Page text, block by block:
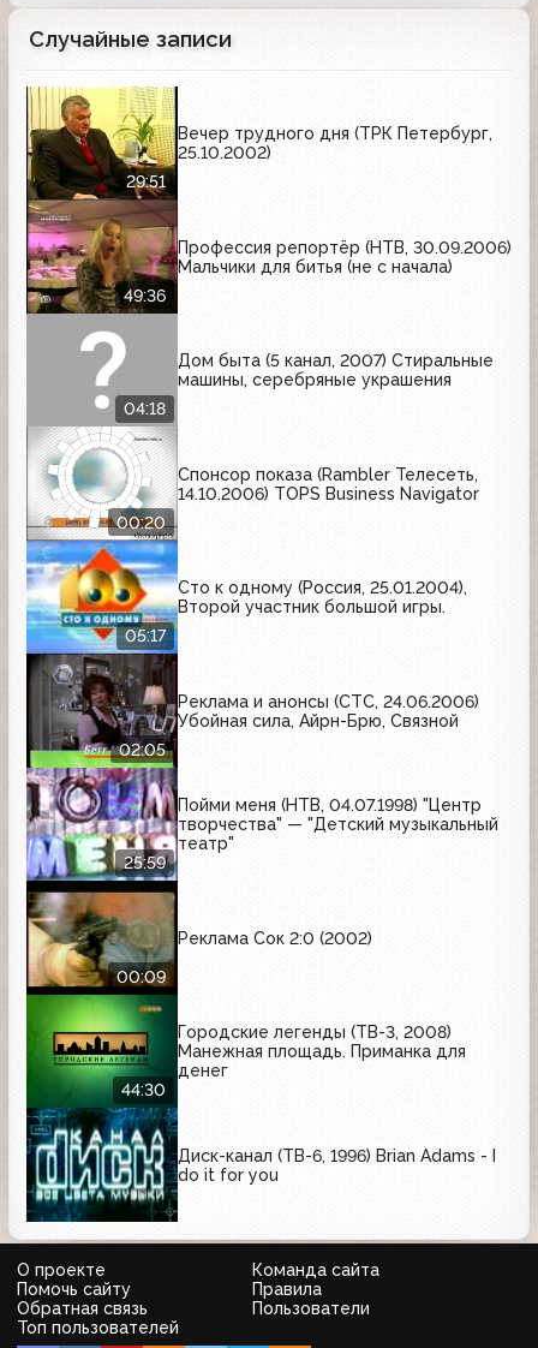
Случайные записи
29:51
Вечер трудного дня (ТРК Петербург,
25.10.2002)
49:36
Профессия репортёр (НТВ, 30.09.2006)
Мальчики для битья (не с начала)
04:18
Дом быта (5 канал, 2007) Стиральные
машины, серебряные украшения
00:20
Спонсор показа (Rambler Телесеть,
14.10.2006) TOPS Business Navigator
05:17
Сто к одному (Россия, 25.01.2004),
Второй участник большой игры.
02:05
Реклама и анонсы (СТС, 24.06.2006)
Убойная сила, Айрн-Брю, Связной
25:59
Пойми меня (НТВ, 04.07.1998) "Центр
творчества" — "Детский музыкальный
театр"
00:09
Реклама Сок 2:0 (2002)
44:30
Городские легенды (ТВ-3, 2008)
Манежная площадь. Приманка для
денег
Диск-канал (ТВ-6, 1996) Brian Adams - I
do it for you
О проекте
Команда сайта
Помочь сайту
Правила
Обратная связь
Пользователи
Топ пользователей